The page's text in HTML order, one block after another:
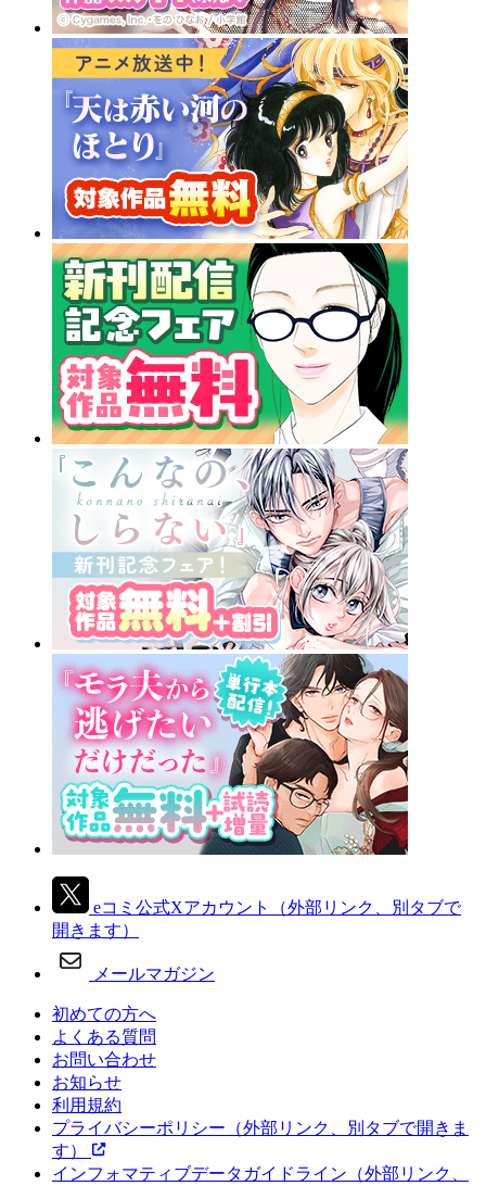
eコミ公式Xアカウント
（外部リンク、別タブで
開きます）
メールマガジン
初めての方へ
よくある質問
お問い合わせ
お知らせ
利用規約
プライバシーポリシー （外部リンク、別タブで開きま
す）
インフォマティブデータガイドライン （外部リンク、